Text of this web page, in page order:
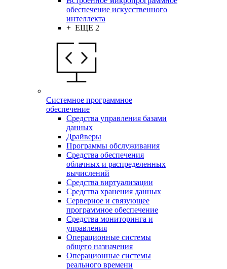
обеспечение искусственного
интеллекта
+ ЕЩЕ 2
Системное программное
обеспечение
Средства управления базами
данных
Драйверы
Программы обслуживания
Средства обеспечения
облачных и распределенных
вычислений
Средства виртуализации
Средства хранения данных
Серверное и связующее
программное обеспечение
Средства мониторинга и
управления
Операционные системы
общего назначения
Операционные системы
реального времени